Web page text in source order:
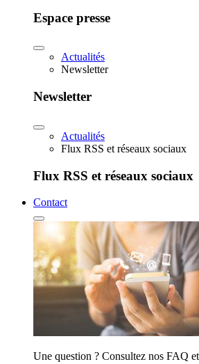
Espace presse
Actualités
Newsletter
Newsletter
Actualités
Flux RSS et réseaux sociaux
Flux RSS et réseaux sociaux
Contact
Une question ? Consultez nos FAQ